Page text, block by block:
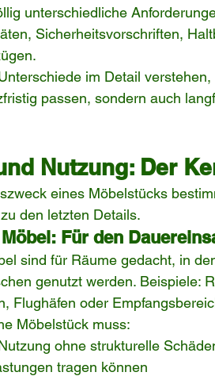
unterschiedliche
Sicherheitsvorschriften,
im Detail
passen, sondern auch
Nutzung: Der
eines Möbelstücks
den letzten Details.
Für den
sind für Räume gedacht, in
genutzt werden. Beispiele:
Flughäfen oder
Möbelstück muss:
ohne strukturelle
tragen können